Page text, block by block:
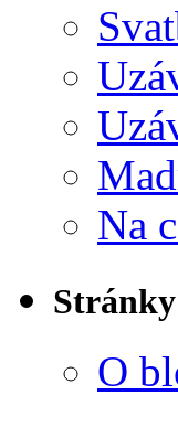
Na
Stránky
O